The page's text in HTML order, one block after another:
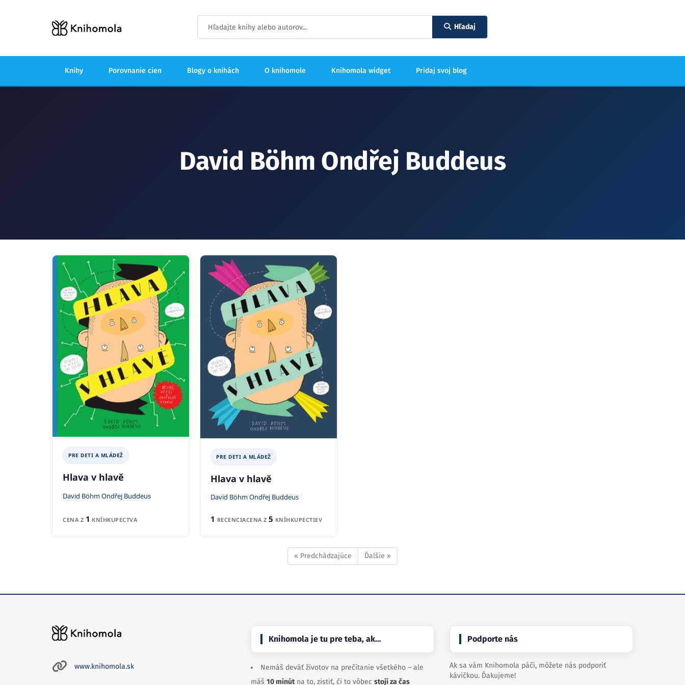
Hľadaj
Knihy Porovnanie cien Blogy o knihách O knihomole Knihomola widget Pridaj svoj blog
David Böhm Ondřej Buddeus
PRE DETI A MLÁDEŽ
Hlava v hlavě
David Böhm Ondřej Buddeus
CENA Z 1 KNÍHKUPECTVA
PRE DETI A MLÁDEŽ
Hlava v hlavě
David Böhm Ondřej Buddeus
1 RECENCIACENA Z 5 KNÍHKUPECTIEV
« Predchádzajúce Ďalšie »
www.knihomola.sk
Knihomola je tu pre teba, ak…
Nemáš deväť životov na prečítanie všetkého – ale
máš 10 minútna to, zistiť, či to vôbec stojí za čas
Podporte nás
Ak sa vám Knihomola páči, môžete nás podporiť
kávičkou. Ďakujeme!